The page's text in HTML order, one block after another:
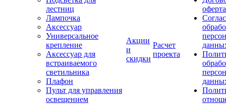
лестниц
Лампочка
Аксессуар
Универсальное
крепление
Аксессуар для
встраиваемого
светильника
Плафон
Пульт для управления
освещением
Акции
и
скидки
Расчет
проекта
оферта